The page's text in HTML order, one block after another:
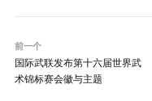
前一个
国际武联发布第十六届世界武
术锦标赛会徽与主题